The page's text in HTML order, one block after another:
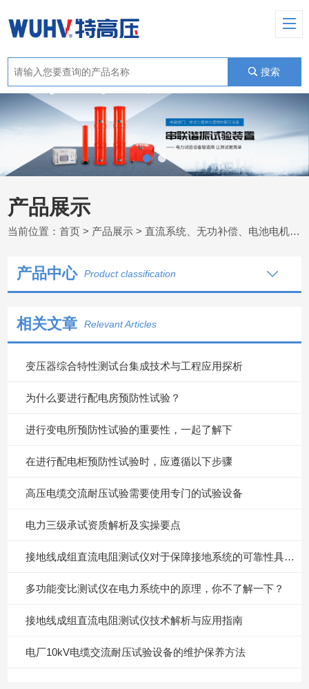
搜索
产品展示
当前位置：首页 > 产品展示 >直流系统、无功补偿、电池电机检测仪器
产品中心 Product classification
相关文章 Relevant Articles
变压器综合特性测试台集成技术与工程应用探析
为什么要进行配电房预防性试验？
进行变电所预防性试验的重要性，一起了解下
在进行配电柜预防性试验时，应遵循以下步骤
高压电缆交流耐压试验需要使用专门的试验设备
电力三级承试资质解析及实操要点
接地线成组直流电阻测试仪对于保障接地系统的可靠性具有重要意义
多功能变比测试仪在电力系统中的原理，你不了解一下？
接地线成组直流电阻测试仪技术解析与应用指南
电厂10kV电缆交流耐压试验设备的维护保养方法